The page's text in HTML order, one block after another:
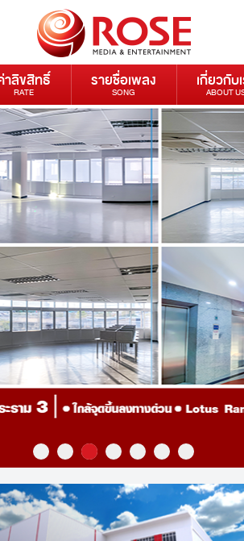
าลิขสิทธิ์
RATE
รายชื่อเพลง
SONG
เกี่ยวกับ
ABOUT